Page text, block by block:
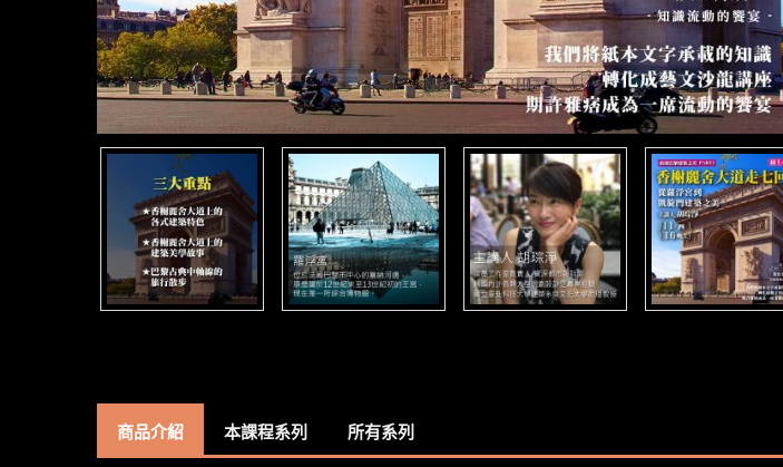
商品介紹 本課程系列 所有系列